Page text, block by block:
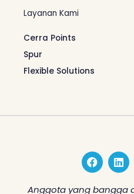
Layanan Kami
Cerra Points
Spur
Flexible Solutions
F
a
c
e
L
i
n
k
Anggota yang bangga